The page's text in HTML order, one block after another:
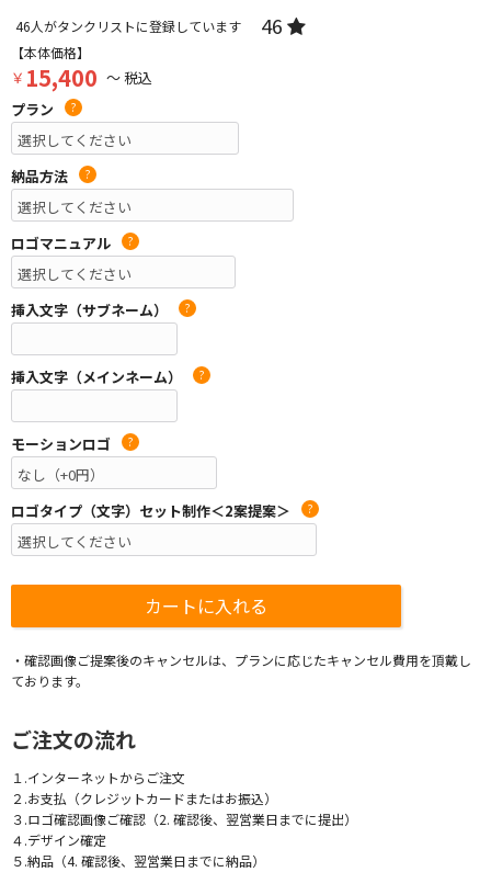
46人がタンクリストに登録しています 46
【本体価格】
￥ 15,400 ～ 税込
プラン
?
納品方法 ?
ロゴマニュアル ?
挿入文字（サブネーム） ?
挿入文字（メインネーム） ?
モーションロゴ ?
ロゴタイプ（文字）セット制作＜2案提案＞ ?
・確認画像ご提案後のキャンセルは、プランに応じたキャンセル費用を頂戴し
ております。
ご注文の流れ
１.インターネットからご注文
２.お支払（クレジットカードまたはお振込）
３.ロゴ確認画像ご確認（2. 確認後、翌営業日までに提出）
４.デザイン確定
５.納品（4. 確認後、翌営業日までに納品）